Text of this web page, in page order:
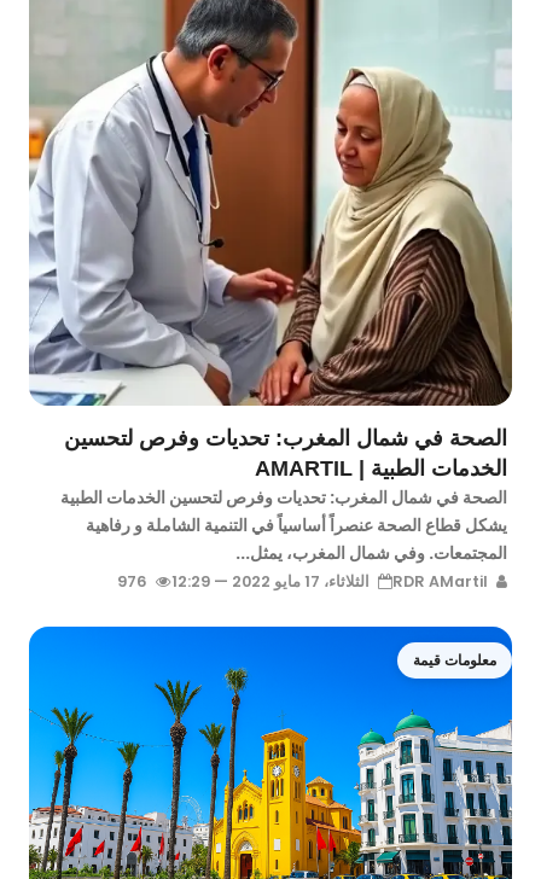
الصحة في شمال المغرب: تحديات وفرص لتحسين
الخدمات الطبية | AMARTIL
الصحة في شمال المغرب: تحديات وفرص لتحسين الخدمات الطبية
يشكل قطاع الصحة عنصراً أساسياً في التنمية الشاملة و رفاهية
المجتمعات. وفي شمال المغرب، يمثل...
الثلاثاء، 17 مايو 2022 — 12:29
معلومات قيمة